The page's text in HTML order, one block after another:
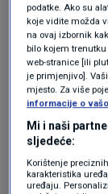
podatke. Ako su
koje vidite možda
na ovaj izbornik
bilo kojem
web-stranice [ili
je primjenjivo].
mjesto. Za više
informacije o
Mi i naši
sljedeće:
Korištenje
karakteristika
uređaju.